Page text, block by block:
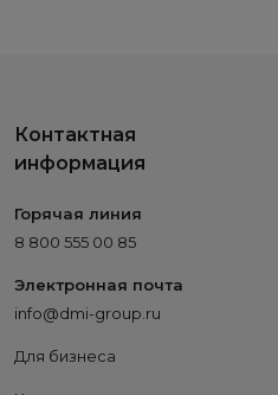
Контактная
информация
Горячая линия
8 800 555 00 85
Электронная почта
info@dmi-group.ru
Для бизнеса